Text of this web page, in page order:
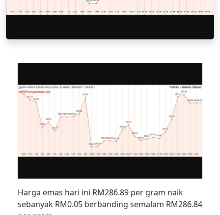
Harga emas hari ini RM286.89 per gram naik
sebanyak RM0.05 berbanding semalam RM286.84